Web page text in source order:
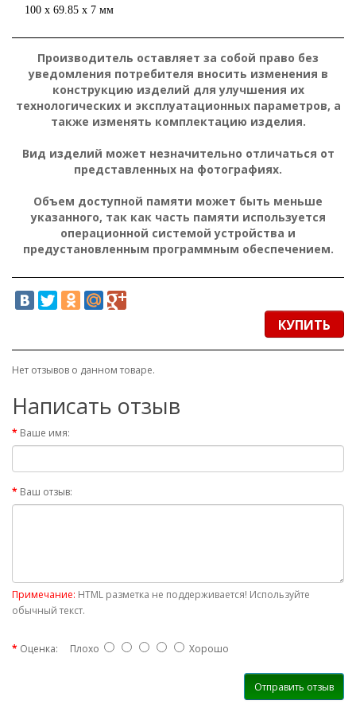
100 x 69.85 x 7 мм
Производитель оставляет за собой право без
уведомления потребителя вносить изменения в
конструкцию изделий для улучшения их
технологических и эксплуатационных параметров, а
также изменять комплектацию изделия.
Вид изделий может незначительно отличаться от
представленных на фотографиях.
Объем доступной памяти может быть меньше
указанного, так как часть памяти используется
операционной системой устройства и
предустановленным программным обеспечением.
КУПИТЬ
Нет отзывов о данном товаре.
Написать отзыв
Ваше имя:
Ваш отзыв:
Примечание: HTML разметка не поддерживается! Используйте
обычный текст.
Оценка: Плохо Хорошо
Отправить отзыв